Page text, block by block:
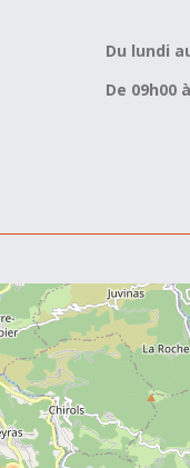
Du lundi
De 09h00